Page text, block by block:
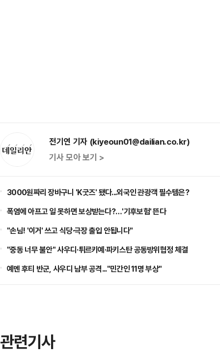
전기연 기자 (kiyeoun01@dailian.co.kr)
기사 모아 보기 >
3000원짜리 장바구니 'K굿즈' 됐다...외국인 관광객 필수템은?
폭염에 아프고 일 못하면 보상받는다?…'기후보험' 뜬다
"손님! '이거' 쓰고 식당·극장 출입 안됩니다"
"중동 너무 불안" 사우디·튀르키예·파키스탄 공동방위협정 체결
예멘 후티 반군, 사우디 남부 공격..."민간인 11명 부상"
관련기사